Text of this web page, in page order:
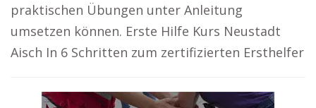
praktischen Übungen unter Anleitung
umsetzen können. Erste Hilfe Kurs Neustadt
Aisch In 6 Schritten zum zertifizierten Ersthelfer